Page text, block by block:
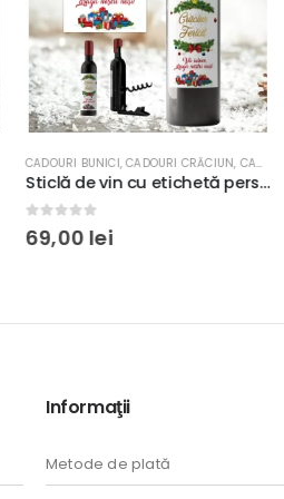
CADOURI CRĂCIUN,CADOURI FINI ,CADOURI
Sticlă de vin cu etichetă personalizată cu mesaj şi desfăcător magnetic în tematică de Crăciun #4
CADOURI TATA
Informaţii
Metode de plată